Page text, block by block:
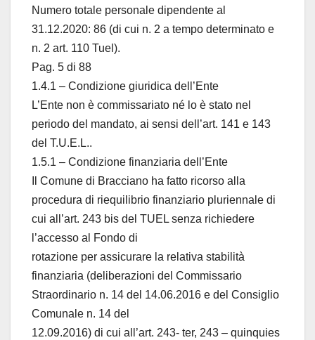
Numero totale personale dipendente al
31.12.2020: 86 (di cui n. 2 a tempo determinato e
n. 2 art. 110 Tuel).
Pag. 5 di 88
1.4.1 – Condizione giuridica dell’Ente
L’Ente non è commissariato né lo è stato nel
periodo del mandato, ai sensi dell’art. 141 e 143
del T.U.E.L..
1.5.1 – Condizione finanziaria dell’Ente
Il Comune di Bracciano ha fatto ricorso alla
procedura di riequilibrio finanziario pluriennale di
cui all’art. 243 bis del TUEL senza richiedere
l’accesso al Fondo di
rotazione per assicurare la relativa stabilità
finanziaria (deliberazioni del Commissario
Straordinario n. 14 del 14.06.2016 e del Consiglio
Comunale n. 14 del
12.09.2016) di cui all’art. 243- ter, 243 – quinquies